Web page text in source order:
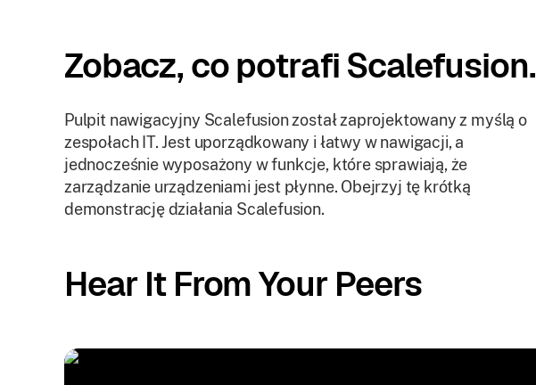
Zobacz, co potrafi Scalefusion.
Pulpit nawigacyjny Scalefusion został zaprojektowany z myślą o
zespołach IT. Jest uporządkowany i łatwy w nawigacji, a
jednocześnie wyposażony w funkcje, które sprawiają, że
zarządzanie urządzeniami jest płynne. Obejrzyj tę krótką
demonstrację działania Scalefusion.
Hear It From Your Peers